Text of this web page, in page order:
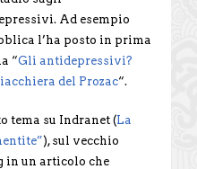
Ad esempio
l’ha posto in prima
“Gli antidepressivi?
del Prozac“.
tema su Indranet (La
), sul vecchio
in un articolo che